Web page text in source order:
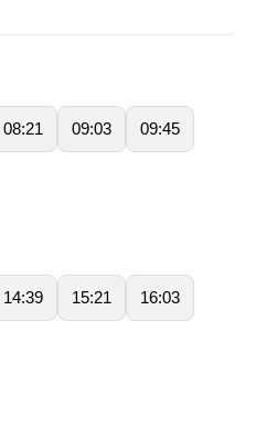
08:21 09:03 09:45
14:39 15:21 16:03